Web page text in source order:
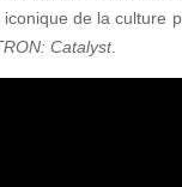
de la
Catalyst.